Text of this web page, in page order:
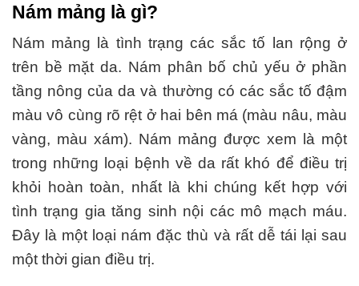
Nám mảng là gì?
Nám mảng là tình trạng các sắc tố lan rộng ở
trên bề mặt da. Nám phân bố chủ yếu ở phần
tầng nông của da và thường có các sắc tố đậm
màu vô cùng rõ rệt ở hai bên má (màu nâu, màu
vàng, màu xám). Nám mảng được xem là một
trong những loại bệnh về da rất khó để điều trị
khỏi hoàn toàn, nhất là khi chúng kết hợp với
tình trạng gia tăng sinh nội các mô mạch máu.
Đây là một loại nám đặc thù và rất dễ tái lại sau
một thời gian điều trị.